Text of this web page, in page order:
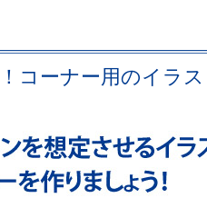
コーナー用のイラ